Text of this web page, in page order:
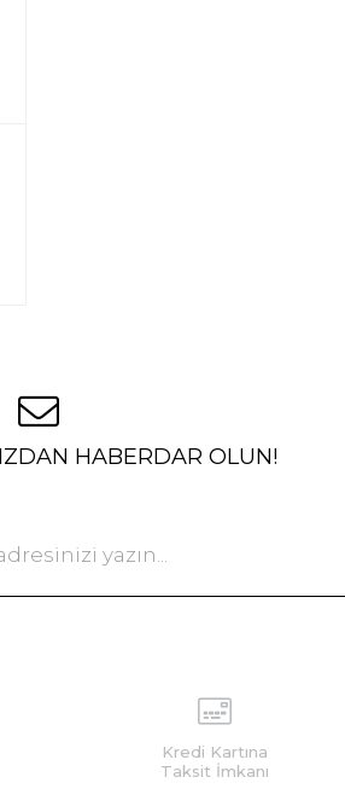
HABERDAR OLUN!
Kredi Kartına
Taksit İmkanı